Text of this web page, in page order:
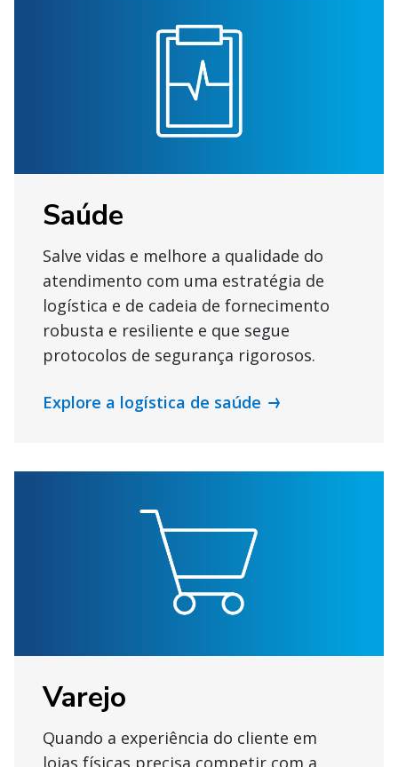
Saúde
Salve vidas e melhore a qualidade do
atendimento com uma estratégia de
logística e de cadeia de fornecimento
robusta e resiliente e que segue
protocolos de segurança rigorosos.
Explore a logística de saúde
Varejo
Quando a experiência do cliente em
lojas físicas precisa competir com a